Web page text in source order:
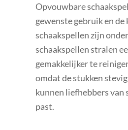
Opvouwbare
gewenste gebruik en
schaakspellen zijn
schaakspellen stralen
gemakkelijker te
omdat de stukken
kunnen liefhebbers van
past.